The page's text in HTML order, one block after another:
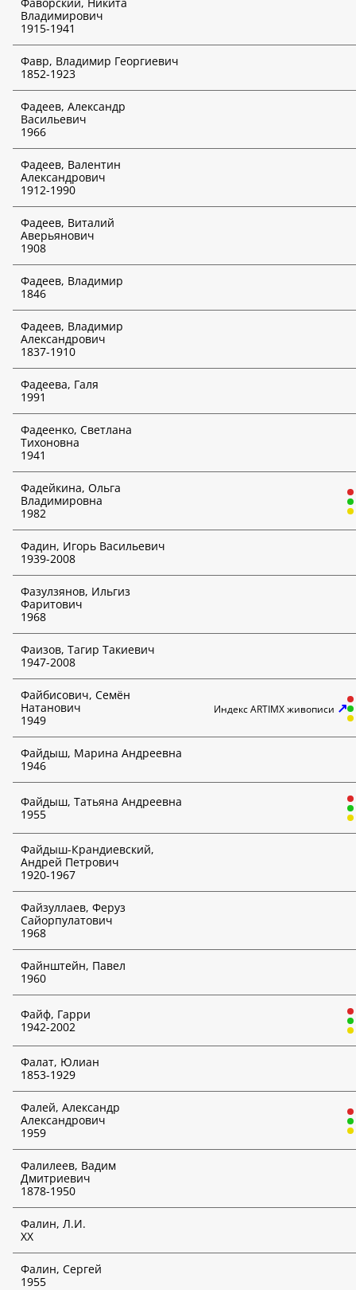
Дата аукциона
День
Месяц
Год
Владимирович
1915-1941
Фавр, Владимир Георгиевич
1852-1923
Фадеев, Александр
Васильевич
1966
Фадеев, Валентин
Александрович
1912-1990
Фадеев, Виталий
Аверьянович
1908
Фадеев, Владимир
1846
Фадеев, Владимир
Александрович
1837-1910
Фадеева, Галя
1991
Фадеенко, Светлана
Тихоновна
1941
Фадейкина, Ольга
Владимировна
1982
Фадин, Игорь Васильевич
1939-2008
Фазулзянов, Ильгиз
Фаритович
1968
Фаизов, Тагир Такиевич
1947-2008
Файбисович, Семён
Натанович
1949
Индекс ARTIMX живописи ↗
Файдыш, Марина Андреевна
1946
Файдыш, Татьяна Андреевна
1955
Файдыш-Крандиевский,
Андрей Петрович
1920-1967
Файзуллаев, Феруз
Сайорпулатович
1968
Файнштейн, Павел
1960
Файф, Гарри
1942-2002
Фалат, Юлиан
1853-1929
Фалей, Александр
Александрович
1959
Фалилеев, Вадим
Дмитриевич
1878-1950
Фалин, Л.И.
ХХ
Фалин, Сергей
1955